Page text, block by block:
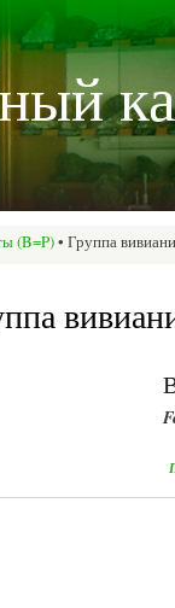
(B=P)• Группа